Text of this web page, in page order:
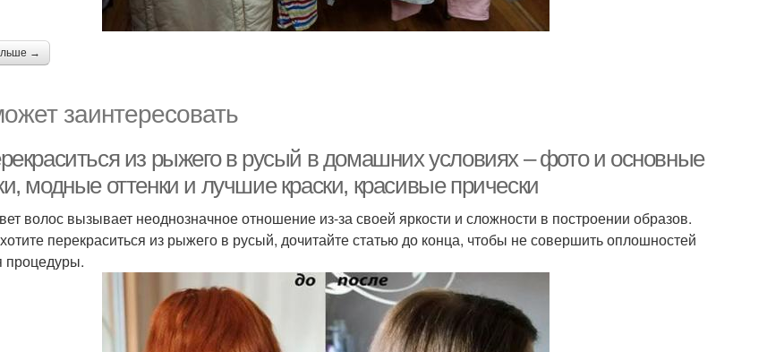
→
заинтересовать
из рыжего в русый в домашних условиях – фото и основные
модные оттенки и лучшие краски, красивые прически
волос вызывает неоднозначное отношение из-за своей яркости и сложности в построении образов.
перекраситься из рыжего в русый, дочитайте статью до конца, чтобы не совершить оплошностей
процедуры.